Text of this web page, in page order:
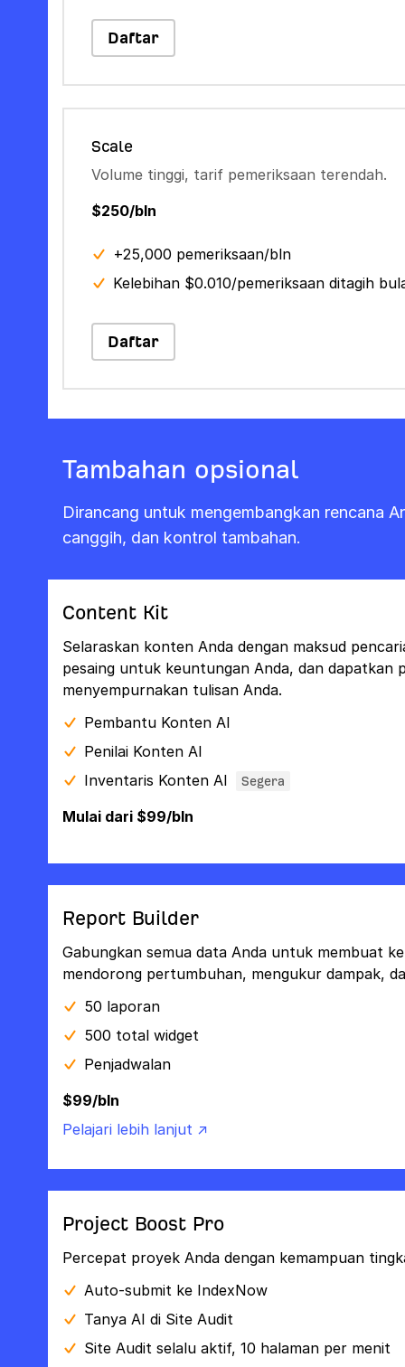
Daftar
Scale
Volume tinggi, tarif pemeriksaan terendah.
$250/bln
+25,000 pemeriksaan/bln
Kelebihan $0.010/pemeriksaan ditagih
Daftar
Tambahan opsional
Dirancang untuk mengembangkan rencana
canggih, dan kontrol tambahan.
Content Kit
Selaraskan konten Anda dengan maksud
pesaing untuk keuntungan Anda, dan dapatkan
menyempurnakan tulisan Anda.
Pembantu Konten AI
Penilai Konten AI
Inventaris Konten AI
Segera
Mulai dari $99/bln
Report Builder
Gabungkan semua data Anda untuk membuat
mendorong pertumbuhan, mengukur dampak,
50 laporan
500 total widget
Penjadwalan
$99/bln
Pelajari lebih lanjut ↗
Project Boost Pro
Percepat proyek Anda dengan kemampuan
Auto-submit ke IndexNow
Tanya AI di Site Audit
Site Audit selalu aktif, 10 halaman per menit